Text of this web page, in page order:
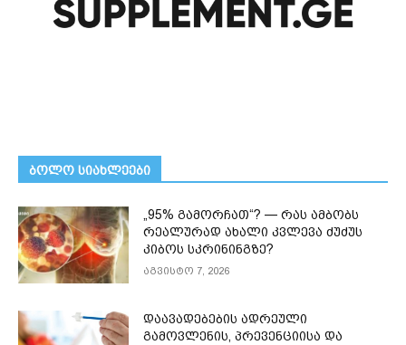
ᲑᲝᲚᲝ ᲡᲘᲐᲮᲚᲔᲔᲑᲘ
„95% გამორჩათ“? — რას ამბობს
რეალურად ახალი კვლევა ძუძუს
კიბოს სკრინინგზე?
აგვისტო 7, 2026
დაავადებების ადრეული
გამოვლენის, პრევენციისა და